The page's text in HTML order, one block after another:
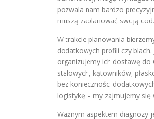
pozwala nam bardzo
muszą zaplanować swoją
W trakcie planowania
dodatkowych profili czy
organizujemy ich dostawę do
stalowych, kątowników,
bez konieczności
logistykę – my zajmujemy się
Ważnym aspektem diagnozy